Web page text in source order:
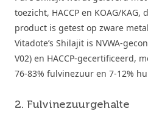
toezicht, HACCP en KOAG/
product is getest op zware
Vitadote’s Shilajit is NVWA-
V02) en HACCP-gecertificeerd,
76-83% fulvinezuur en 7-12%
2. Fulvinezuurgehalte